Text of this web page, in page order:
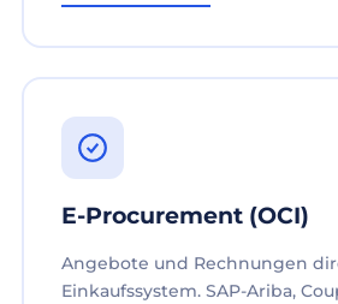
E-Procurement (OCI)
Angebote und Rechnungen
Einkaufssystem. SAP-Ariba,